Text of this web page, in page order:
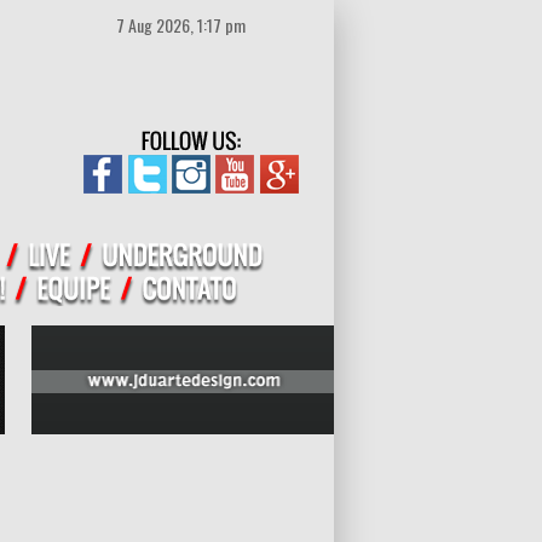
7 Aug 2026, 1:17 pm